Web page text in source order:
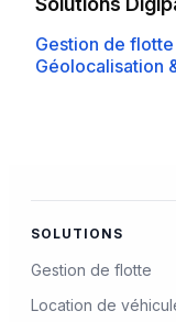
Gestion de flotte
Géolocalisation
SOLUTIONS
Gestion de flotte
Location de